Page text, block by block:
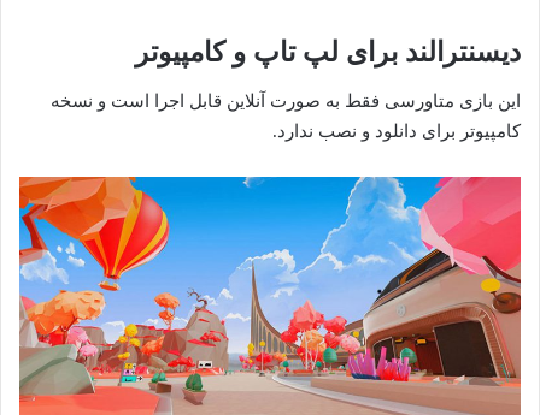
دیسنترالند برای لپ تاپ و کامپیوتر
این بازی متاورسی فقط به صورت آنلاین قابل اجرا است و نسخه
کامپیوتر برای دانلود و نصب ندارد.